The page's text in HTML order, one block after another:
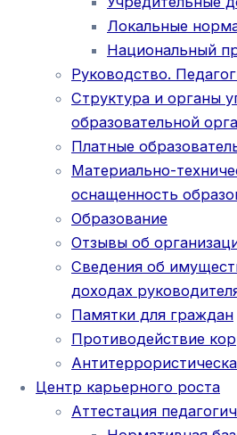
Локальные
Национальный
Руководство.
Структура и органы
образовательной
Платные
Материально-
оснащенность
Образование
Отзывы об
Сведения об
доходах
Памятки для граждан
Противодействие
Центр карьерного роста
Аттестация